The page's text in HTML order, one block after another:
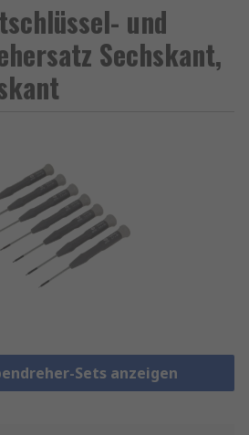
und
Sechskant,
Sets anzeigen